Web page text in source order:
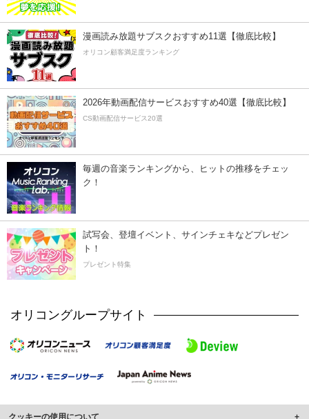
漫画読み放題サブスクおすすめ11選【徹底比較】
オリコン顧客満足度ランキング
2026年動画配信サービスおすすめ40選【徹底比較】
CS動画配信サービス20選
毎週の音楽ランキングから、ヒットの推移をチェッ
ク！
試写会、登壇イベント、サインチェキなどプレゼン
ト！
プレゼント特集
オリコングループサイト
クッキーの使用について